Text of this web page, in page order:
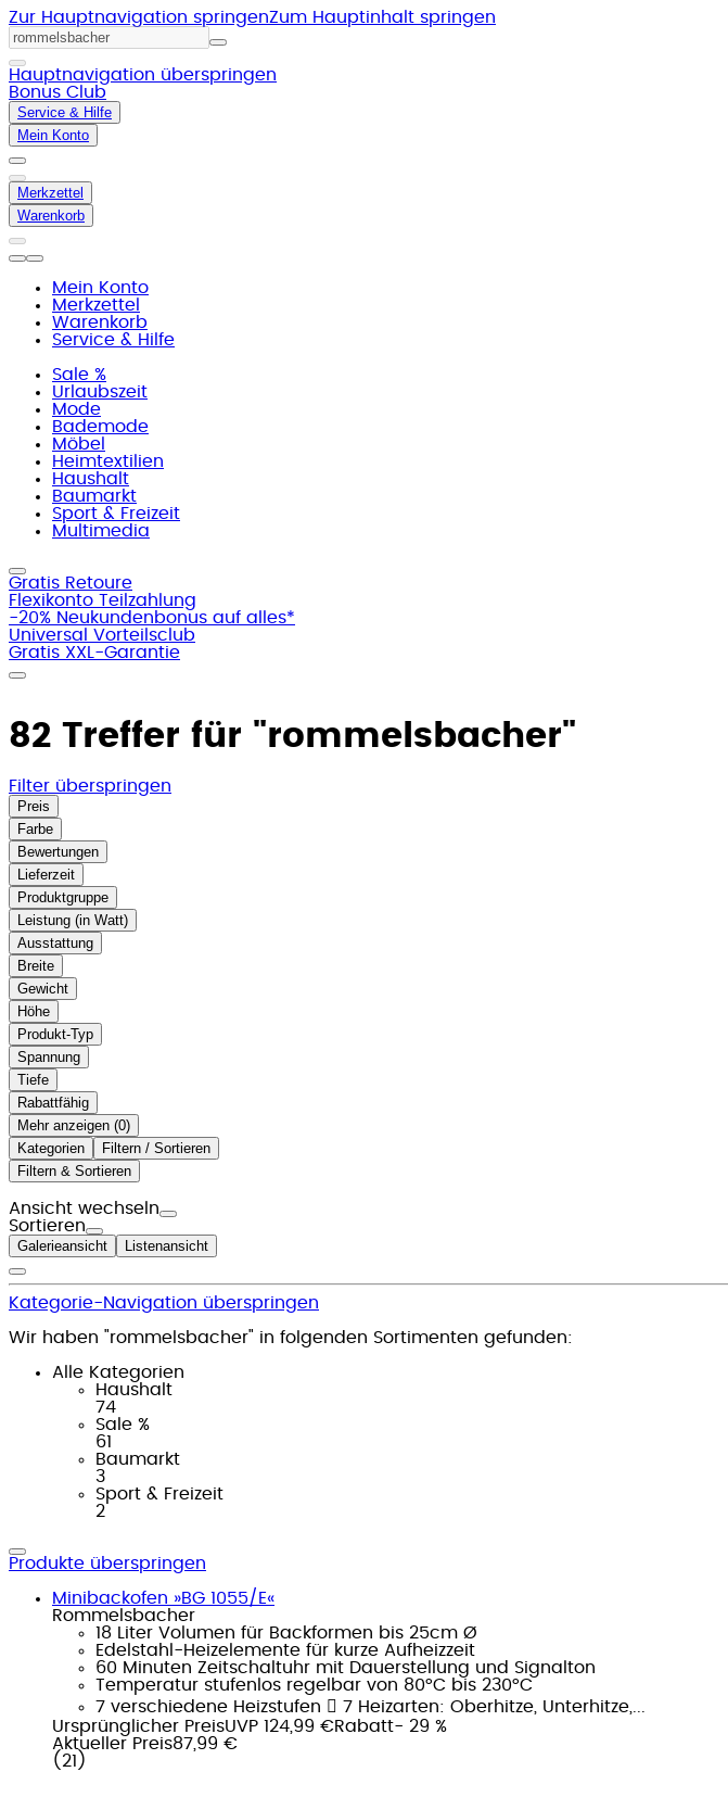
Zur Hauptnavigation springenZum Hauptinhalt springen
Hauptnavigation überspringen
Bonus Club
Service & Hilfe
Mein Konto
Merkzettel
Warenkorb
Mein Konto
Merkzettel
Warenkorb
Service & Hilfe
Sale %
Urlaubszeit
Mode
Bademode
Möbel
Heimtextilien
Haushalt
Baumarkt
Sport & Freizeit
Multimedia
Gratis Retoure
Flexikonto Teilzahlung
-20% Neukundenbonus auf alles*
Universal Vorteilsclub
Gratis XXL-Garantie
82 Treffer für "rommelsbacher"
Filter überspringen
Preis
Farbe
Bewertungen
Lieferzeit
Produktgruppe
Leistung (in Watt)
Ausstattung
Breite
Gewicht
Höhe
Produkt-Typ
Spannung
Tiefe
Rabattfähig
Mehr anzeigen ( )
Kategorien
Filtern / Sortieren
Filtern & Sortieren
Ansicht wechseln
Sortieren
Galerieansicht Listenansicht
Kategorie-Navigation überspringen
Wir haben "rommelsbacher" in folgenden Sortimenten gefunden:
Alle Kategorien
Haushalt
74
Sale %
61
Baumarkt
3
Sport & Freizeit
2
Produkte überspringen
Minibackofen »BG 1055/E«
Rommelsbacher
18 Liter Volumen für Backformen bis 25cm Ø
Edelstahl-Heizelemente für kurze Aufheizzeit
60 Minuten Zeitschaltuhr mit Dauerstellung und Signalton
Temperatur stufenlos regelbar von 80°C bis 230°C
7 verschiedene Heizstufen  7 Heizarten: Oberhitze, Unterhitze,...
Ursprünglicher PreisUVP 124,99 €Rabatt- 29 %
Aktueller Preis87,99 €
( 21 )